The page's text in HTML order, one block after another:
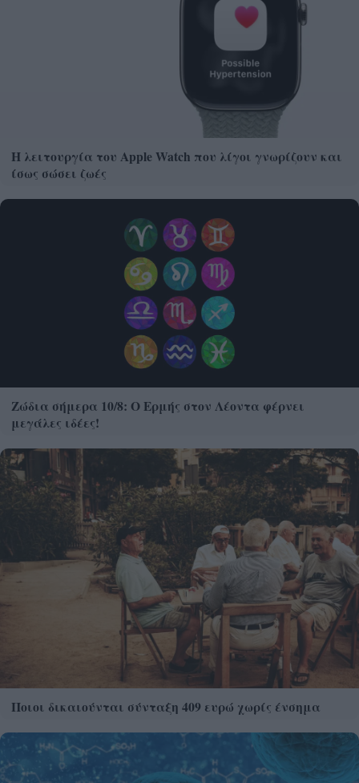
Η λειτουργία του Apple Watch που λίγοι γνωρίζουν και
ίσως σώσει ζωές
Ζώδια σήμερα 10/8: Ο Ερμής στον Λέοντα φέρνει
μεγάλες ιδέες!
Ποιοι δικαιούνται σύνταξη 409 ευρώ χωρίς ένσημα